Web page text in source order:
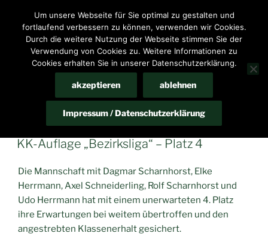
springen
HomeP@ge des Schießsportvereins Bennigsen e.V.
Menü
SEPTEMBER 2024
VERÖFFENTLICHT
AM
SEPTEMBER 11, 2024
KK-Auflage „Bezirksliga“ – Platz 4
Die Mannschaft mit Dagmar Scharnhorst, Elke
Herrmann, Axel Schneiderling, Rolf Scharnhorst und
Udo Herrmann hat mit einem unerwarteten 4. Platz
ihre Erwartungen bei weitem übertroffen und den
angestrebten Klassenerhalt gesichert.
Um unsere Webseite für Sie optimal zu gestalten und
fortlaufend verbessern zu können, verwenden wir Cookies.
Durch die weitere Nutzung der Webseite stimmen Sie der
Verwendung von Cookies zu. Weitere Informationen zu
Cookies erhalten Sie in unserer Datenschutzerklärung.
akzeptieren ablehnen
Impressum / Datenschutzerklärung